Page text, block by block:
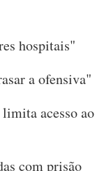
hospitais"
a ofensiva"
acesso ao
com prisão